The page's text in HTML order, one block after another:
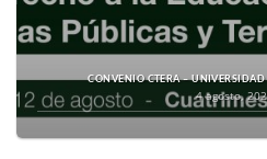
CONVENIO CTERA –
4 agosto,